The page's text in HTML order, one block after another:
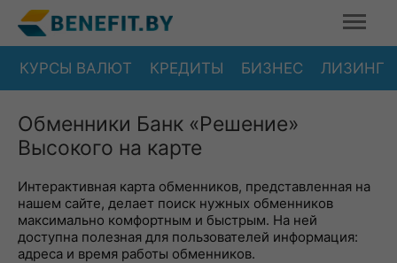
КУРСЫ ВАЛЮТ КРЕДИТЫ БИЗНЕС ЛИЗИНГ
Обменники Банк «Решение»
Высокого на карте
Интерактивная карта обменников, представленная на
нашем сайте, делает поиск нужных обменников
максимально комфортным и быстрым. На ней
доступна полезная для пользователей информация:
адреса и время работы обменников.